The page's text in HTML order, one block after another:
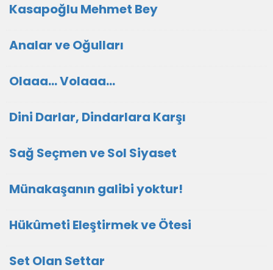
Kasapoğlu Mehmet Bey
Analar ve Oğulları
Olaaa... Volaaa...
Dini Darlar, Dindarlara Karşı
Sağ Seçmen ve Sol Siyaset
Münakaşanın galibi yoktur!
Hükûmeti Eleştirmek ve Ötesi
Set Olan Settar